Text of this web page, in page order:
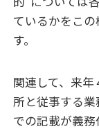
ているかをこ
す。
関連して、来
所と従事する
での記載が義